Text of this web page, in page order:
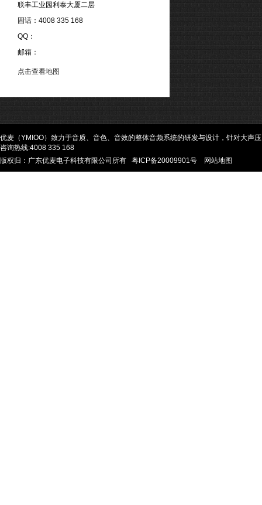
联丰工业园利泰大厦二层
固话：4008 335 168
QQ：
邮箱：
点击查看地图
优麦（YMIOO）致力于音质、音色、音效的整体音频系统的研发与设计，针对大
咨询热线:4008 335 168
版权归：广东优麦电子科技有限公司所有 粤ICP备20009901号 网站地图